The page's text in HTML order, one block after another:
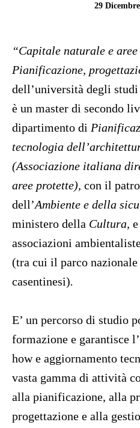
29
“Capitale naturale e
Pianificazione,
dell’università degli studi
è un master di secondo
dipartimento di
tecnologia
(Associazione italiana
aree protette), con il
dell’Ambiente e della
ministero della Cultura,
associazioni
(tra cui il parco nazionale
casentinesi).
E’ un percorso di studio
formazione e garantisce
how e aggiornamento
vasta gamma di attività
alla pianificazione, alla
progettazione e alla